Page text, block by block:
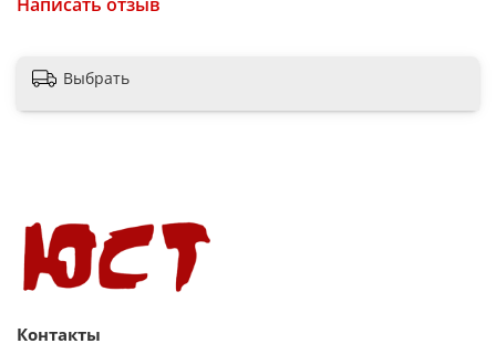
Вертел
Максимальная температура духовки, °C: 275
Верхний ТЭН: 0,8 кВт
Электрогриль: 1,2 кВт
Выбрать
Контакты